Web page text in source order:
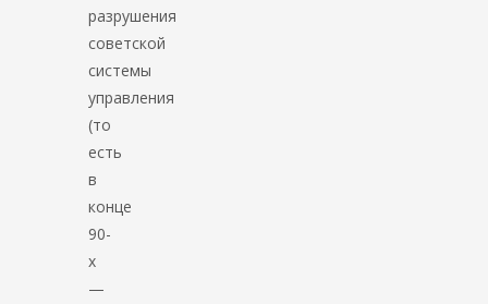
разрушения
советской
системы
управления
(то
есть
в
конце
90-
х
—